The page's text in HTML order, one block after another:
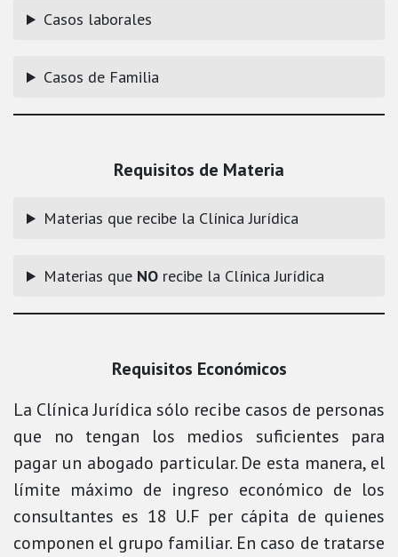
Casos laborales
Casos de Familia
Requisitos de Materia
Materias que recibe la Clínica Jurídica
Materias que NO recibe la Clínica Jurídica
Requisitos Económicos
La Clínica Jurídica sólo recibe casos de personas
que no tengan los medios suficientes para
pagar un abogado particular. De esta manera, el
límite máximo de ingreso económico de los
consultantes es 18 U.F per cápita de quienes
componen el grupo familiar. En caso de tratarse